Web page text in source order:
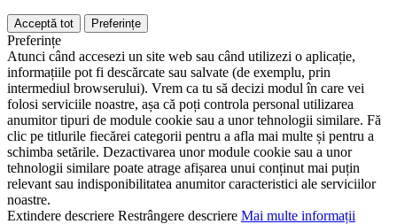
Acceptă tot Preferințe
Preferințe
Atunci când accesezi un site web sau când utilizezi o aplicație,
informațiile pot fi descărcate sau salvate (de exemplu, prin
intermediul browserului). Vrem ca tu să decizi modul în care vei
folosi serviciile noastre, așa că poți controla personal utilizarea
anumitor tipuri de module cookie sau a unor tehnologii similare. Fă
clic pe titlurile fiecărei categorii pentru a afla mai multe și pentru a
schimba setările. Dezactivarea unor module cookie sau a unor
tehnologii similare poate atrage afișarea unui conținut mai puțin
relevant sau indisponibilitatea anumitor caracteristici ale serviciilor
noastre.
Extindere descriere Restrângere descriere Mai multe informații